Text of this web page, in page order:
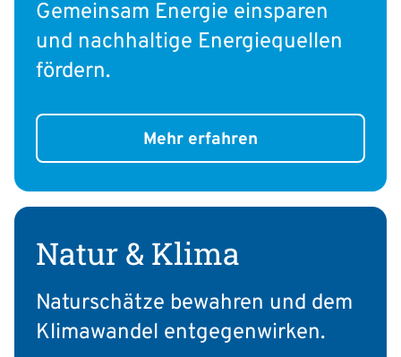
Gemeinsam Energie einsparen
und nachhaltige Energiequellen
fördern.
Mehr erfahren
Natur & Klima
Naturschätze bewahren und dem
Klimawandel entgegenwirken.